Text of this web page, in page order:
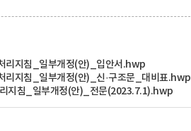
리지침_일부개정(안)_입안서.hwp
리지침_일부개정(안)_신·구조문_대비표.hwp
지침_일부개정(안)_전문(2023.7.1).hwp